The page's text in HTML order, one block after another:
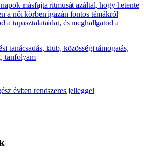
másfajta ritmusát azáltal, hogy hetente
a női körben igazán fontos témákról
a tapasztalataidat, és meghallgatod a
tanácsadás, klub, közösségi támogatás,
tanfolyam
évben rendszeres jelleggel